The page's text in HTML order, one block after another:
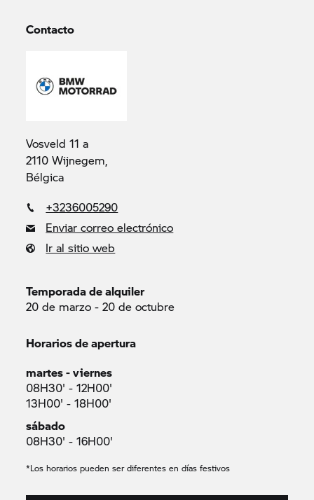
Contacto
Vosveld 11 a
2110 Wijnegem,
Bélgica
+3236005290
Enviar correo electrónico
Ir al sitio web
Temporada de alquiler
20 de marzo - 20 de octubre
Horarios de apertura
martes - viernes
08H30' - 12H00'
13H00' - 18H00'
sábado
08H30' - 16H00'
*Los horarios pueden ser diferentes en días festivos